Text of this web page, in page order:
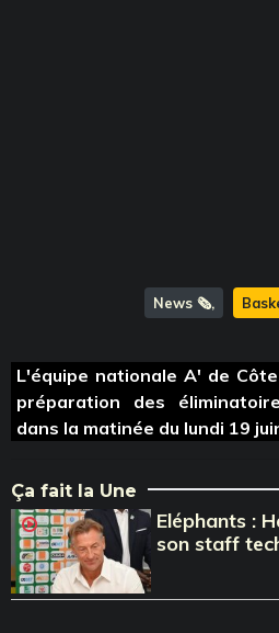
News 🗞️
L'équipe nationale A' de
préparation des
dans la matinée du lundi 19
Ça fait la Une
Eléphants :
son staff